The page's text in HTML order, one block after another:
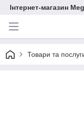
Інтернет-магазин
Товари та